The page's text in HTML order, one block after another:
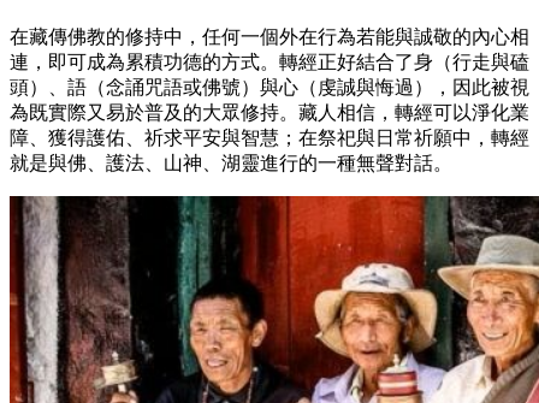
在藏傳佛教的修持中，任何一個外在行為若能與誠敬的內心相
連，即可成為累積功德的方式。轉經正好結合了身（行走與磕
頭）、語（念誦咒語或佛號）與心（虔誠與悔過），因此被視
為既實際又易於普及的大眾修持。藏人相信，轉經可以淨化業
障、獲得護佑、祈求平安與智慧；在祭祀與日常祈願中，轉經
就是與佛、護法、山神、湖靈進行的一種無聲對話。